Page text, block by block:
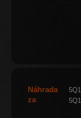
Náhrada
za